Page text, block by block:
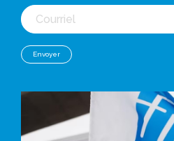
Courriel
Envoyer